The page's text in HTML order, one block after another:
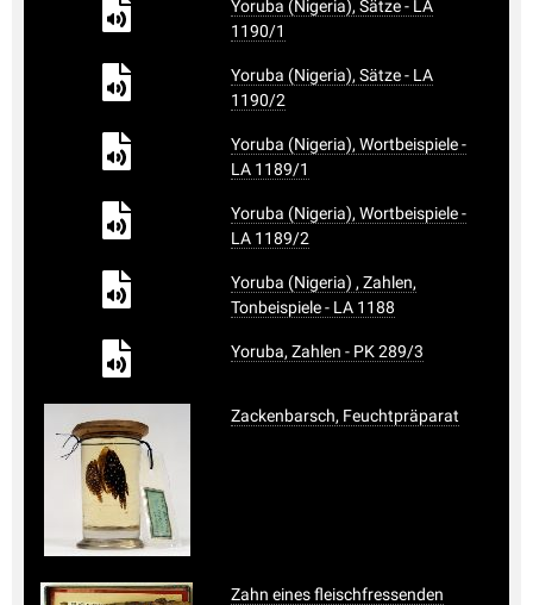
Yoruba (Nigeria), Sätze - LA
1190/1
Yoruba (Nigeria), Sätze - LA
1190/2
Yoruba (Nigeria), Wortbeispiele -
LA 1189/1
Yoruba (Nigeria), Wortbeispiele -
LA 1189/2
Yoruba (Nigeria) , Zahlen,
Tonbeispiele - LA 1188
Yoruba, Zahlen - PK 289/3
Zackenbarsch, Feuchtpräparat
Zahn eines fleischfressenden